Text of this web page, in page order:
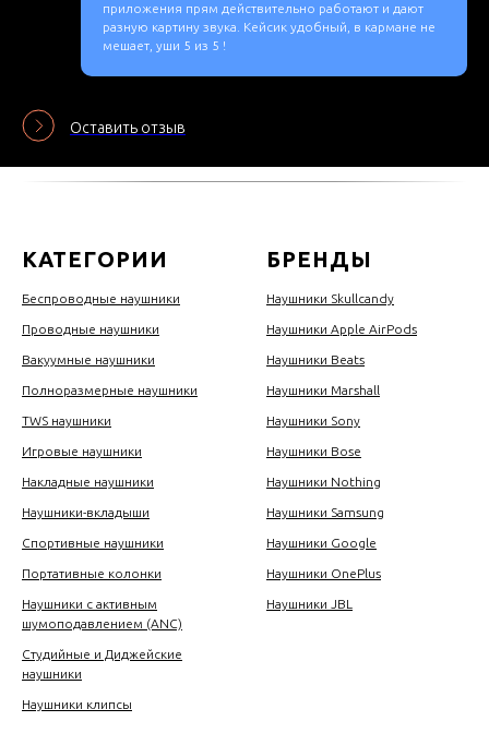
приложения прям действительно работают и дают
разную картину звука. Кейсик удобный, в кармане не
мешает, уши 5 из 5 !
Оставить отзыв
КАТЕГОРИИ
Беспроводные наушники
Проводные наушники
Вакуумные наушники
Полноразмерные наушники
TWS наушники
Игровые наушники
Накладные наушники
Наушники-вкладыши
Спортивные наушники
Портативные колонки
Наушники с активным
шумоподавлением (ANC)
Студийные и Диджейские
наушники
Наушники клипсы
БРЕНДЫ
Наушники Skullcandy
Наушники Apple AirPods
Наушники Beats
Наушники Marshall
Наушники Sony
Наушники Bose
Наушники Nothing
Наушники Samsung
Наушники Google
Наушники OnePlus
Наушники JBL